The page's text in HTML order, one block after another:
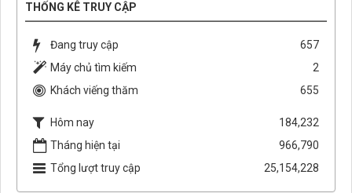
THỐNG KÊ TRUY CẬP
Đang truy cập
657
Máy chủ tìm kiếm
2
Khách viếng thăm
655
Hôm nay
184,232
Tháng hiện tại
966,790
Tổng lượt truy cập
25,154,228